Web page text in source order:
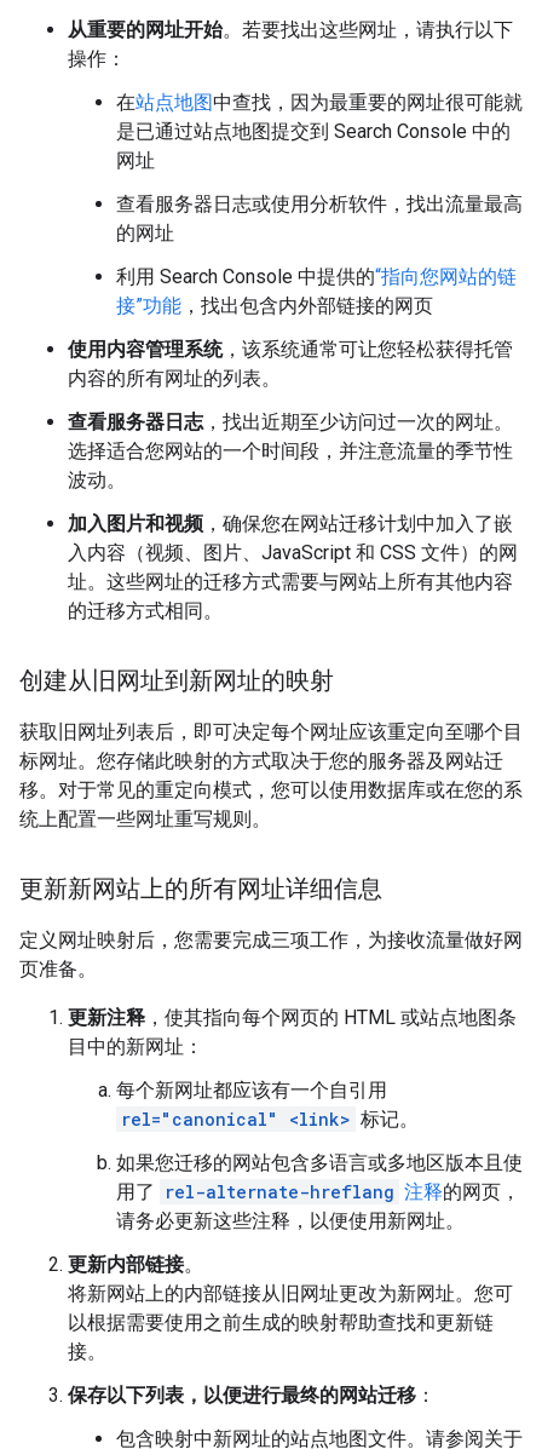
从重要的网址开始。若要找出这些网址，请执行以下
操作：
在站点地图中查找，因为最重要的网址很可能就
是已通过站点地图提交到 Search Console 中的
网址
查看服务器日志或使用分析软件，找出流量最高
的网址
利用 Search Console 中提供的“指向您网站的链
接”功能 ，找出包含内外部链接的网页
使用内容管理系统，该系统通常可让您轻松获得托管
内容的所有网址的列表。
查看服务器日志，找出近期至少访问过一次的网址。
选择适合您网站的一个时间段，并注意流量的季节性
波动。
加入图片和视频 ，确保您在网站迁移计划中加入了嵌
入内容（视频、图片、JavaScript 和 CSS 文件）的网
址。这些网址的迁移方式需要与网站上所有其他内容
的迁移方式相同。
创建从旧网址到新网址的映射
获取旧网址列表后，即可决定每个网址应该重定向至哪个目
标网址。您存储此映射的方式取决于您的服务器及网站迁
移。对于常见的重定向模式，您可以使用数据库或在您的系
统上配置一些网址重写规则。
更新新网站上的所有网址详细信息
定义网址映射后，您需要完成三项工作，为接收流量做好网
页准备。
更新注释 ，使其指向每个网页的 HTML 或站点地图条
目中的新网址：
每个新网址都应该有一个自引用
rel="canonical" <link> 标记。
如果您迁移的网站包含多语言或多地区版本且使
用了
rel-alternate-hreflang 注释的网页，
请务必更新这些注释，以便使用新网址。
更新内部链接。
将新网站上的内部链接从旧网址更改为新网址。您可
以根据需要使用之前生成的映射帮助查找和更新链
接。
保存以下列表，以便进行最终的网站迁移 ：
包含映射中新网址的站点地图文件。请参阅关于